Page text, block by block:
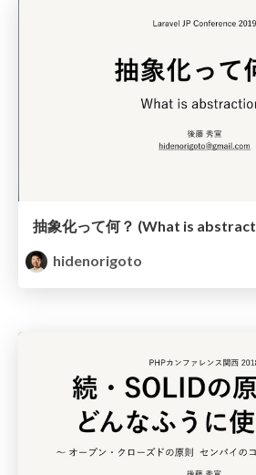
抽象化って何？ (What is
hidenorigoto